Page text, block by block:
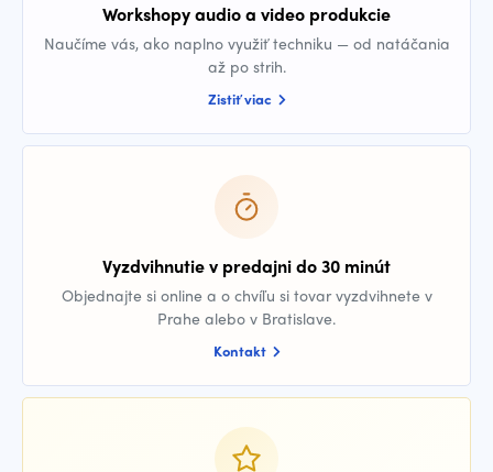
Workshopy audio a video produkcie
Naučíme vás, ako naplno využiť techniku — od natáčania
až po strih.
Zistiť viac
Vyzdvihnutie v predajni do 30 minút
Objednajte si online a o chvíľu si tovar vyzdvihnete v
Prahe alebo v Bratislave.
Kontakt